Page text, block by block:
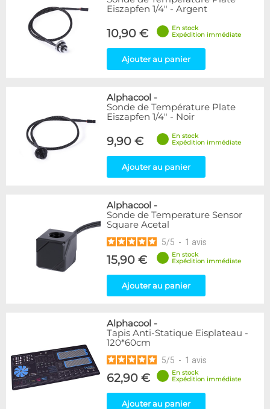
Eiszapfen 1/4" - Argent
10,90 €
En stock
Expédition immédiate
Ajouter au panier
Alphacool -
Sonde de Température Plate
Eiszapfen 1/4" - Noir
9,90 €
En stock
Expédition immédiate
Ajouter au panier
Alphacool -
Sonde de Temperature Sensor
Square Acetal
5/5 - 1 avis
15,90 €
En stock
Expédition immédiate
Ajouter au panier
Alphacool -
Tapis Anti-Statique Eisplateau -
120*60cm
5/5 - 1 avis
62,90 €
En stock
Expédition immédiate
Ajouter au panier